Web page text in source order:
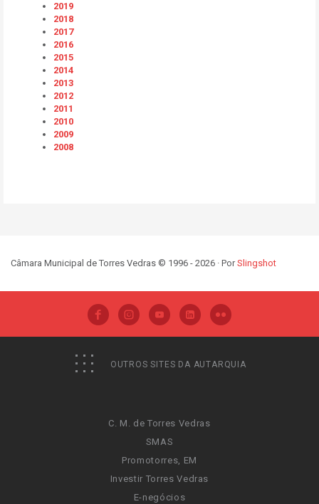
2019
2018
2017
2016
2015
2014
2013
2012
2011
2010
2009
2008
Câmara Municipal de Torres Vedras © 1996 - 2026 · PorSlingshot
OUTROS SITES DA AUTARQUIA
C. M. de Torres Vedras
SMAS
Promotorres, EM
Investir Torres Vedras
E-negócios